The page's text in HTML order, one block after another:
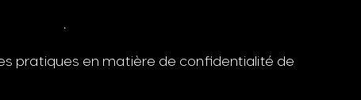
pratiques en matière de confidentialité de